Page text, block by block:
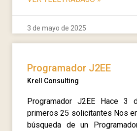
3 de mayo de 2025
Programador J2EE
Krell Consulting
Programador J2EE Hace
primeros 25 solicitantes Nos
búsqueda de un